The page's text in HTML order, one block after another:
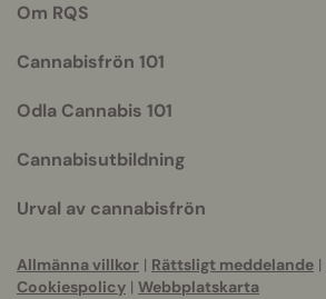
info
Om RQS
Cannabisfrön 101
Odla Cannabis 101
Cannabisutbildning
Urval av cannabisfrön
Allmänna villkor | Rättsligt meddelande |
Cookiespolicy | Webbplatskarta